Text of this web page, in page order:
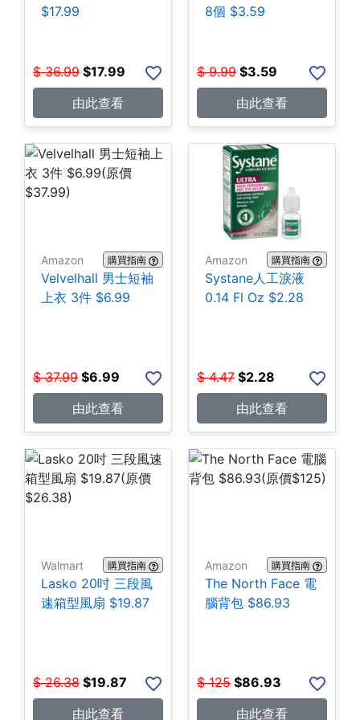
$17.99
$ 36.99 $17.99
由此查看
8個 $3.59
$ 9.99 $3.59
由此查看
Amazon 購買指南
Velvelhall 男士短袖
上衣 3件 $6.99
$ 37.99 $6.99
由此查看
Amazon 購買指南
Systane人工淚液
0.14 Fl Oz $2.28
$ 4.47 $2.28
由此查看
Walmart 購買指南
Lasko 20吋 三段風
速箱型風扇 $19.87
$ 26.38 $19.87
由此查看
Amazon 購買指南
The North Face 電
腦背包 $86.93
$ 125 $86.93
由此查看